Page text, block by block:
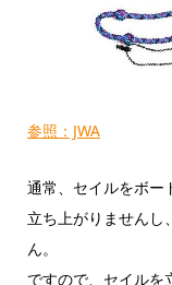
参照：JWA
通常、セイルをボー
立ち上がりませんし
ん。
ですので、セイルを